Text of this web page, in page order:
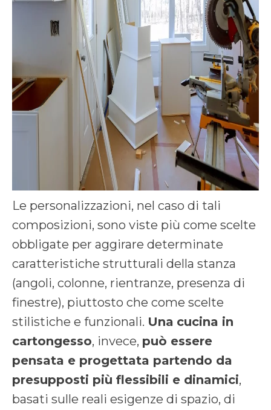
Le personalizzazioni, nel caso di tali
composizioni, sono viste più come scelte
obbligate per aggirare determinate
caratteristiche strutturali della stanza
(angoli, colonne, rientranze, presenza di
finestre), piuttosto che come scelte
stilistiche e funzionali. Una cucina in
cartongesso, invece, può essere
pensata e progettata partendo da
presupposti più flessibili e dinamici,
basati sulle reali esigenze di spazio, di